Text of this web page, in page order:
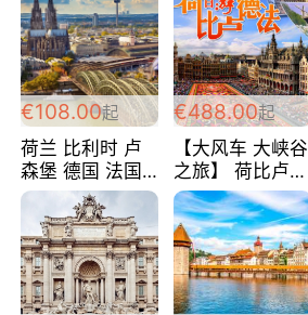
€108.00起
荷兰 比利时 卢
森堡 德国 法国
超爽玩遍西欧 循
环线 全程四星宾
馆 108欧/人/天
€488.00起
【大风车 大峡谷
之旅】 荷比卢德
法 巴黎上下 经
典五国四日游
488欧/人